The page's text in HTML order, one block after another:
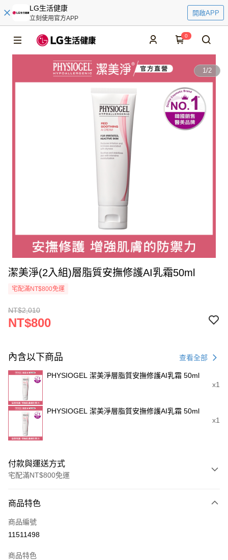
LG生活健康
立刻使用官方APP
開啟APP
0
1/2
潔美淨(2入組)層脂質安撫修護AI乳霜50ml
宅配滿NT$800免運
NT$2,010
NT$800
內含以下商品 查看全部
PHYSIOGEL 潔美淨層脂質安撫修護AI乳霜 50ml
x1
PHYSIOGEL 潔美淨層脂質安撫修護AI乳霜 50ml
x1
付款與運送方式
宅配滿NT$800免運
信用卡一次付款
LINE Pay
商品特色
商品編號
11511498
商品特色